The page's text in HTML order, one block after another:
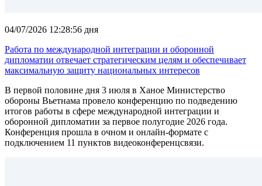
04/07/2026 12:28:56 дня
Работа по международной интеграции и оборонной
дипломатии отвечает стратегическим целям и обеспечивает
максимальную защиту национальных интересов
В первой половине дня 3 июля в Ханое Министерство
обороны Вьетнама провело конференцию по подведению
итогов работы в сфере международной интеграции и
оборонной дипломатии за первое полугодие 2026 года.
Конференция прошла в очном и онлайн-формате с
подключением 11 пунктов видеоконференцсвязи.